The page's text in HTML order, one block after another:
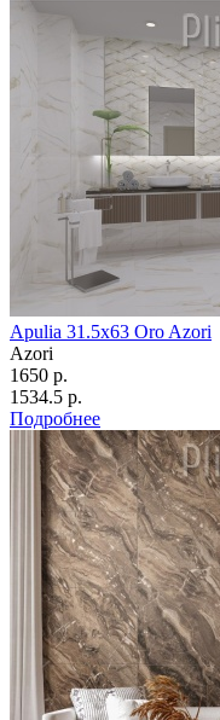
Apulia 31.5х63 Oro Azori
Azori
1650 р.
1534.5 р.
Подробнее